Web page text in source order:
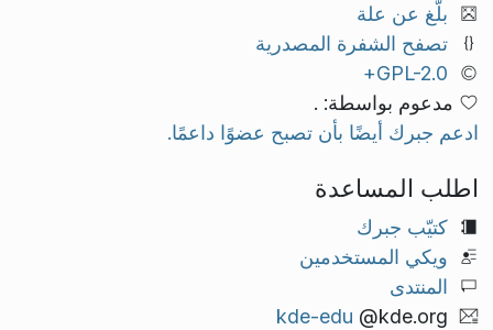
بلّغ عن علة
تصفح الشفرة المصدرية
GPL-2.0+
مدعوم بواسطة: .
ادعم جبرك أيضًا بأن تصبح عضوًا داعمًا.
اطلب المساعدة
كتيّب جبرك
ويكي المستخدمين
المنتدى
kde-edu @kde.org